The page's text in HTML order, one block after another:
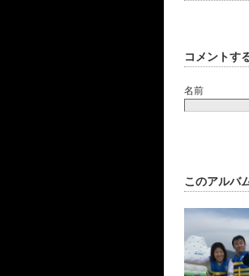
コメントす
名前
このアルバ